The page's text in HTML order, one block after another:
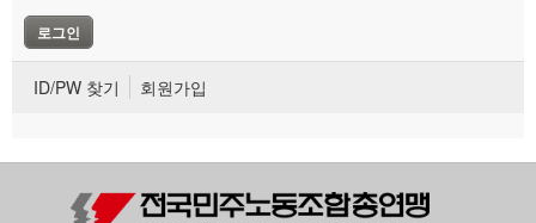
ID/PW 찾기 회원가입